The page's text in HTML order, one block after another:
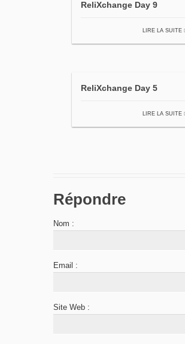
ReliXchange Day 9
LIRE LA SUITE
ReliXchange Day 5
LIRE LA SUITE
Répondre
Nom :
Email :
Site Web :